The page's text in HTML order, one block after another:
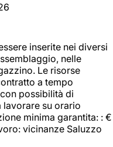
inserite nei diversi
nelle
Le risorse
a tempo
possibilità di
su orario
minima garantita: : €
vicinanze Saluzzo